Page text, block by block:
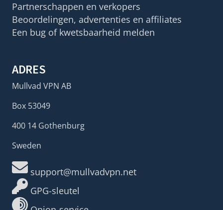
Partnerschappen en verkopers
Beoordelingen, advertenties en affiliates
Een bug of kwetsbaarheid melden
ADRES
Mullvad VPN AB
Box 53049
400 14 Gothenburg
Sweden
support@mullvadvpn.net
GPG-sleutel